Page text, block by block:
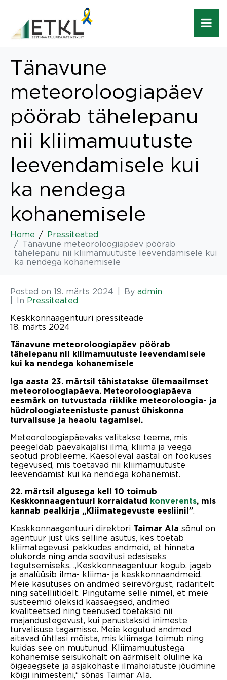
Tänavune
meteoroloogiapäev
pöörab tähelepanu
nii kliimamuutuste
leevendamisele kui
ka nendega
kohanemisele
Home
Pressiteated
Tänavune meteoroloogiapäev pöörab
tähelepanu nii kliimamuutuste leevendamisele kui
ka nendega kohanemisele
Posted on 19. märts 2024 By admin
In Pressiteated
Keskkonnaagentuuri pressiteade
18. märts 2024
Tänavune meteoroloogiapäev pöörab
tähelepanu nii kliimamuutuste leevendamisele
kui ka nendega kohanemisele
Iga aasta 23. märtsil tähistatakse ülemaailmset
meteoroloogiapäeva. Meteoroloogiapäeva
eesmärk on tutvustada riiklike meteoroloogia- ja
hüdroloogiateenistuste panust ühiskonna
turvalisuse ja heaolu tagamisel.
Meteoroloogiapäevaks valitakse teema, mis
peegeldab päevakajalisi ilma, kliima ja veega
seotud probleeme. Käesoleval aastal on fookuses
tegevused, mis toetavad nii kliimamuutuste
leevendamist kui ka nendega kohanemist.
22. märtsil algusega kell 10 toimub
Keskkonnaagentuuri korraldatud
konverents, mis
kannab pealkirja „Kliimategevuste eesliinil”.
Keskkonnaagentuuri direktori Taimar Ala sõnul on
agentuur just üks selline asutus, kes toetab
kliimategevusi, pakkudes andmeid, et hinnata
olukorda ning anda soovitusi edasiseks
tegutsemiseks. „Keskkonnaagentuur kogub, jagab
ja analüüsib ilma- kliima- ja keskkonnaandmeid.
Meie kasutuses on andmed seirevõrgust, radaritelt
ning satelliitidelt. Pingutame selle nimel, et meie
süsteemid oleksid kaasaegsed, andmed
kvaliteetsed ning teenused toetaksid nii
majandustegevust, kui panustaksid inimeste
turvalisuse tagamisse. Meie kogutud andmed
aitavad ühtlasi mõista, mis kliimaga toimub ning
kuidas see on muutunud. Kliimamuutustega
kohanemise seisukohalt on äärmiselt oluline ka
õigeaegsete ja asjakohaste ilmahoiatuste jõudmine
kõigi inimesteni,“ sõnas Taimar Ala.